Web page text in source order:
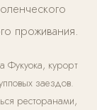
проживания.
Фукуока, курорт
заездов.
ресторанами,